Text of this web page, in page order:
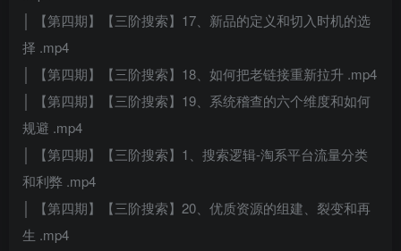
│ 【第四期】【三阶搜索】17、新品的定义和切入时机的选
择 .mp4
│ 【第四期】【三阶搜索】18、如何把老链接重新拉升 .mp4
│ 【第四期】【三阶搜索】19、系统稽查的六个维度和如何
规避 .mp4
│ 【第四期】【三阶搜索】1、搜索逻辑-淘系平台流量分类
和利弊 .mp4
│ 【第四期】【三阶搜索】20、优质资源的组建、裂变和再
生 .mp4